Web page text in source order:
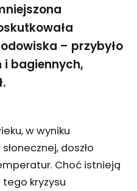
– przybyło
i bagiennych,
w wyniku
doszło
Choć istnieją
kryzysu